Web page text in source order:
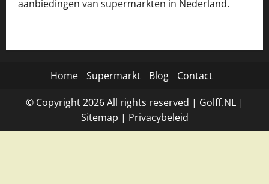
aanbiedingen van supermarkten in Nederland.
Home Supermarkt Blog Contact
© Copyright2026All rights reserved | Golff.NL|
Sitemap | Privacybeleid